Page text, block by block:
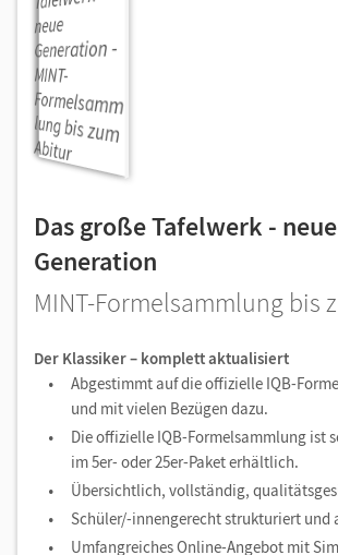
Das große Tafelwerk - neue
Generation
MINT-Formelsammlung bis
Der Klassiker – komplett aktualisiert
Abgestimmt auf die offizielle IQB-
und mit vielen Bezügen dazu.
Die offizielle IQB-Formelsammlung ist
im 5er- oder 25er-Paket erhältlich.
Übersichtlich, vollständig,
Schüler/-innengerecht strukturiert und
Umfangreiches Online-Angebot mit